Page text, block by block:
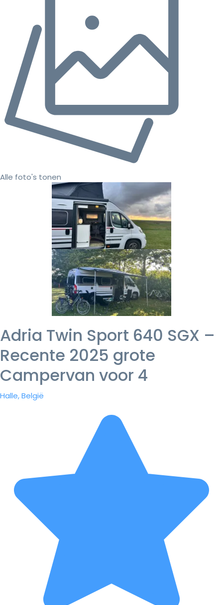
Alle foto's tonen
Adria Twin Sport 640 SGX –
Recente 2025 grote
Campervan voor 4
Halle, België